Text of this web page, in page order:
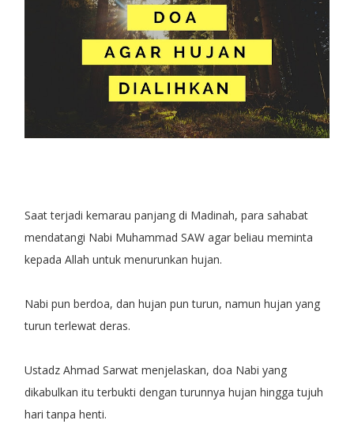
Saat terjadi kemarau panjang di Madinah, para sahabat
mendatangi Nabi Muhammad SAW agar beliau meminta
kepada Allah untuk menurunkan hujan.
Nabi pun berdoa, dan hujan pun turun, namun hujan yang
turun terlewat deras.
Ustadz Ahmad Sarwat menjelaskan, doa Nabi yang
dikabulkan itu terbukti dengan turunnya hujan hingga tujuh
hari tanpa henti.